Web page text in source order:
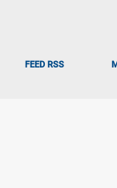
FEED RSS